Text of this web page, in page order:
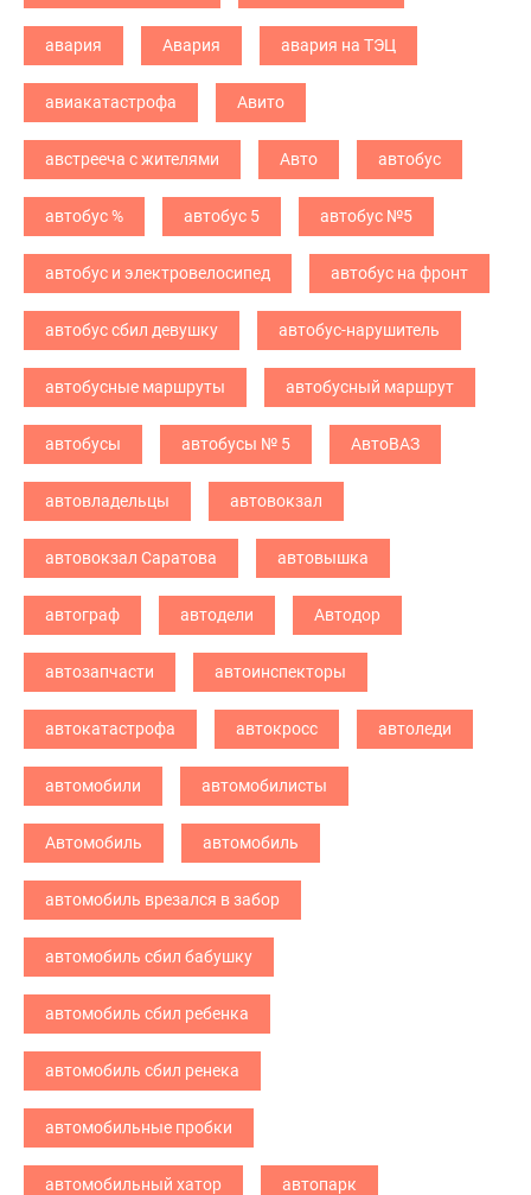
авария Авария авария на ТЭЦ
авиакатастрофа Авито
австрееча с жителями Авто автобус
автобус % автобус 5 автобус №5
автобус и электровелосипед автобус на фронт
автобус сбил девушку автобус-нарушитель
автобусные маршруты автобусный маршрут
автобусы автобусы № 5 АвтоВАЗ
автовладельцы автовокзал
автовокзал Саратова автовышка
автограф автодели Автодор
автозапчасти автоинспекторы
автокатастрофа автокросс автоледи
автомобили автомобилисты
Автомобиль автомобиль
автомобиль врезался в забор
автомобиль сбил бабушку
автомобиль сбил ребенка
автомобиль сбил ренека
автомобильные пробки
автомобильный хатор автопарк